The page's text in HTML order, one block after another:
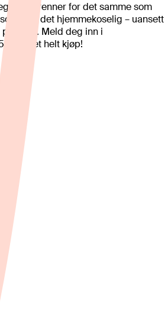
som brenner for det samme som
gjør det hjemmekoselig – uansett
hytta. Meld deg inn i
på et helt kjøp!